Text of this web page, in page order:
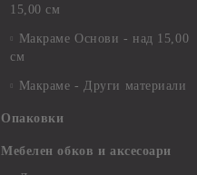
15,00 см
Макраме Основи - над 15,00
см
Макраме - Други материали
Опаковки
Мебелен обков и аксесоари